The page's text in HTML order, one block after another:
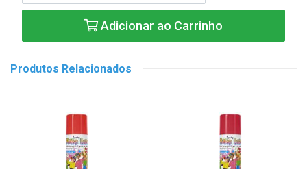
Adicionar ao Carrinho
Produtos Relacionados